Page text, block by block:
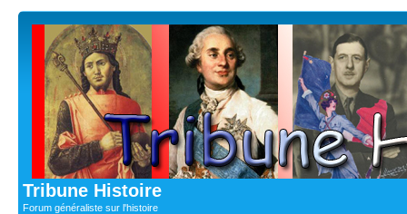
Tribune Histoire
Forum généraliste sur l'histoire